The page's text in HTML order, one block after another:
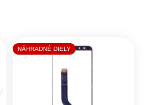
NÁHRADNÉ DIELY